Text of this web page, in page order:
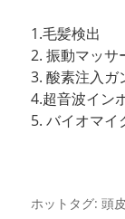
1.毛髪検出
2. 振動マッサ
3. 酸素注入ガ
4.超音波イン
5. バイオマイ
ホットタグ: 頭